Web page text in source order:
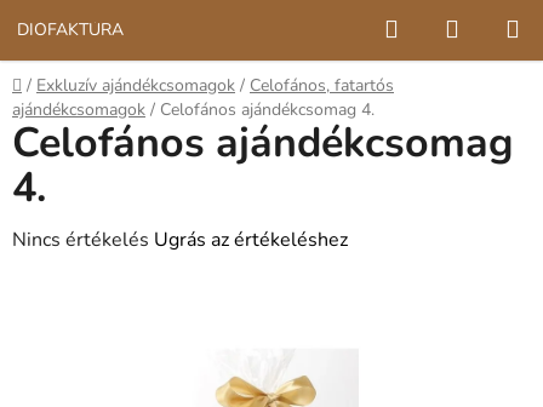
fő
tartalomhoz
DIÓFAKTÚRA KeresésKOSÁR
Kezdőlap
/ Exkluzív ajándékcsomagok / Celofános, fatartós
ajándékcsomagok / Celofános ajándékcsomag 4.
Celofános ajándékcsomag
4.
A
Nincs értékelés Ugrás az értékeléshez